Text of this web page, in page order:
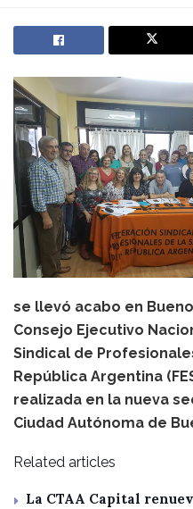
se llevó acabo en
Consejo Ejecutivo
Sindical de
República Argentina
realizada en la nueva
Ciudad Autónoma de
Related articles
La CTAA Capital